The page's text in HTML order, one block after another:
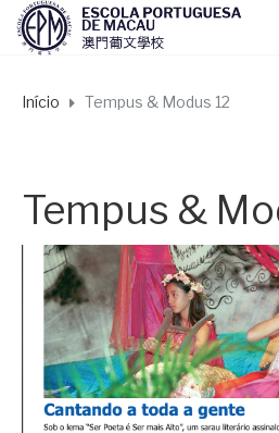
Início Tempus & Modus 12
Tempus &